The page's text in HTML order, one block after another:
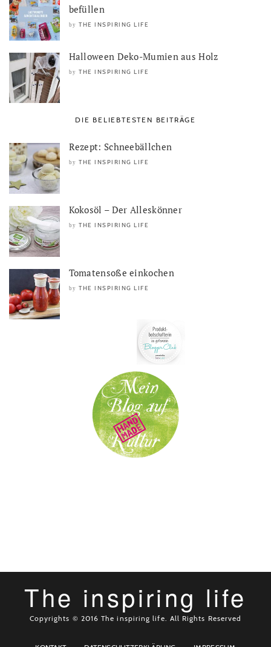
befüllen
by THE INSPIRING LIFE
Halloween Deko-Mumien aus Holz
by THE INSPIRING LIFE
DIE BELIEBTESTEN BEITRÄGE
Rezept: Schneebällchen
by THE INSPIRING LIFE
Kokosöl – Der Alleskönner
by THE INSPIRING LIFE
Tomatensoße einkochen
by THE INSPIRING LIFE
The inspiring life
Copyrights © 2016 The inspiring life. All Rights Reserved